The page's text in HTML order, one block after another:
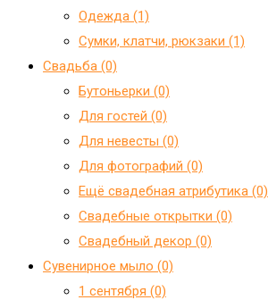
Одежда (1)
Сумки, клатчи, рюкзаки (1)
Свадьба (0)
Бутоньерки (0)
Для гостей (0)
Для невесты (0)
Для фотографий (0)
Ещё свадебная атрибутика (0)
Свадебные открытки (0)
Свадебный декор (0)
Сувенирное мыло (0)
1 сентября (0)